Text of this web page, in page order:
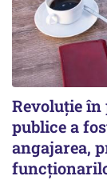
Revoluție
publice a
angajarea,